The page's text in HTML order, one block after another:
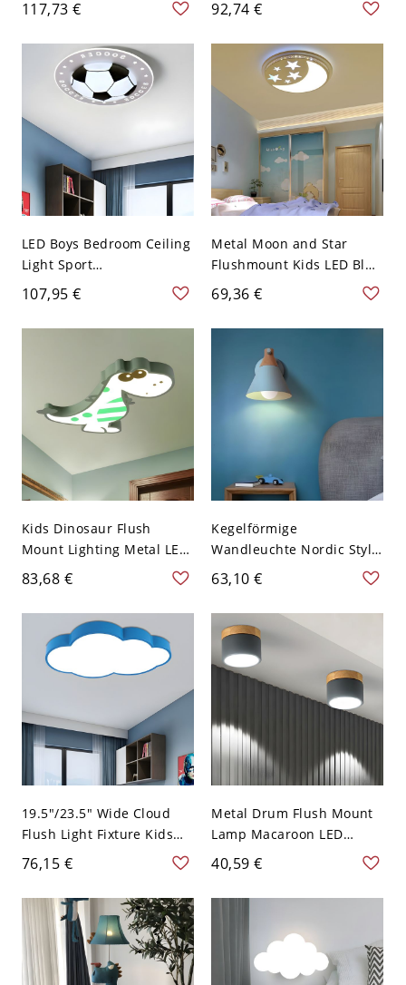
Dekor LED 1-Licht
Deckenleuchte - Grau
110V-120V 30,48 cm
Weißlicht
117,73 €
Deckenaufhängungslamp
e über Tisch - 110V-120V
92,74 €
LED Boys Bedroom Ceiling
Light Sport
Black/Pink/Blue Flush
Mount Spotlight with
Soccer Acrylic Shade,
Schwarz 110V-120V 41,91
cm Weißlicht
107,95 €
Metal Moon and Star
Flushmount Kids LED Blue
Ceiling Lamp for Living
Room, White Light/Third
Gear/Remote Control
Stepless Dimming - 110V-
120V Blau Weißlicht
69,36 €
Kids Dinosaur Flush
Mount Lighting Metal LED
Nursery Ceiling Light
Fixture in Pink/Green,
White Light/Remote
Control Stepless Dimming
- 110V-120V Grün
Weißlicht
83,68 €
Kegelförmige
Wandleuchte Nordic Style
Metall 1-flammig Blaue
Lampe für Wohnzimmer
63,10 €
19.5"/23.5" Wide Cloud
Flush Light Fixture Kids
Acrylic LED Bedroom
Ceiling Flush Mount in
Yellow/Orange/Blue -
110V-120V Blau 49,53 cm
76,15 €
Metal Drum Flush Mount
Lamp Macaroon LED
Grey/Green Ceiling
Lighting with Wooden Top
for Living Room - 110V-
40,59 €